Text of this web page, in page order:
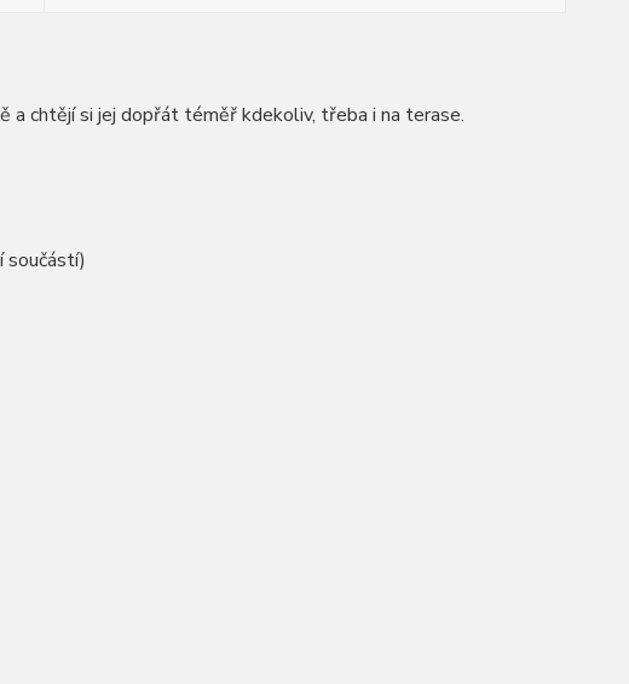
a chtějí si jej dopřát téměř kdekoliv, třeba i na terase.
součástí)